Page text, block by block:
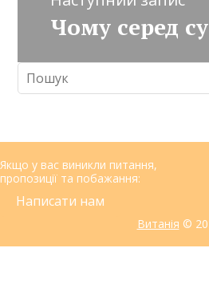
Якщо у вас виникли питання,
пропозиції та побажання:
Написати нам
Витанія ©